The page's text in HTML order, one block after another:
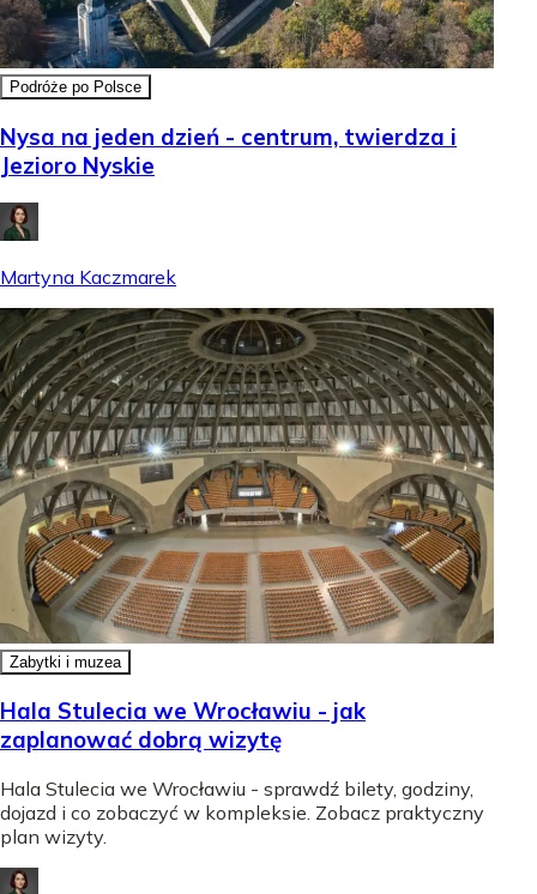
Podróże po Polsce
Nysa na jeden dzień - centrum, twierdza i
Jezioro Nyskie
Martyna Kaczmarek
Zabytki i muzea
Hala Stulecia we Wrocławiu - jak
zaplanować dobrą wizytę
Hala Stulecia we Wrocławiu - sprawdź bilety, godziny,
dojazd i co zobaczyć w kompleksie. Zobacz praktyczny
plan wizyty.